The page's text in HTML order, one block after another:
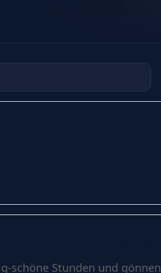
schöne Stunden und